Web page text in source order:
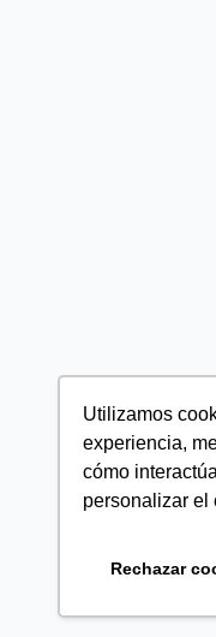
Utilizamos
experiencia,
cómo
personalizar el
Rechazar